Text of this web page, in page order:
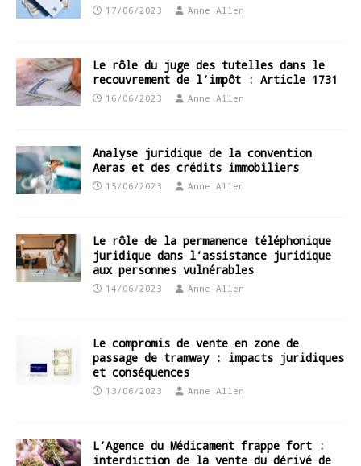
17/06/2023 Anne Allen
Le rôle du juge des tutelles dans le
recouvrement de l’impôt : Article 1731
16/06/2023 Anne Allen
Analyse juridique de la convention
Aeras et des crédits immobiliers
15/06/2023 Anne Allen
Le rôle de la permanence téléphonique
juridique dans l’assistance juridique
aux personnes vulnérables
14/06/2023 Anne Allen
Le compromis de vente en zone de
passage de tramway : impacts juridiques
et conséquences
13/06/2023 Anne Allen
L’Agence du Médicament frappe fort :
interdiction de la vente du dérivé de